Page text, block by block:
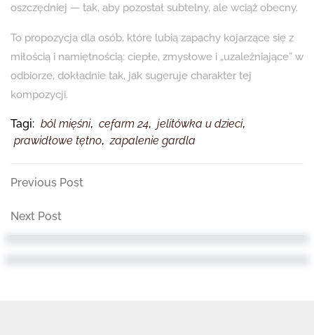
oszczędniej — tak, aby pozostał subtelny, ale wciąż obecny.
To propozycja dla osób, które lubią zapachy kojarzące się z
miłością i namiętnością: ciepłe, zmysłowe i „uzależniające” w
odbiorze, dokładnie tak, jak sugeruje charakter tej
kompozycji.
Tagi: ból mięśni, cefarm 24, jelitówka u dzieci,
prawidłowe tętno, zapalenie gardla
Nawigacja
wpisu
Previous
Previous Post
Next
Post
Next Post